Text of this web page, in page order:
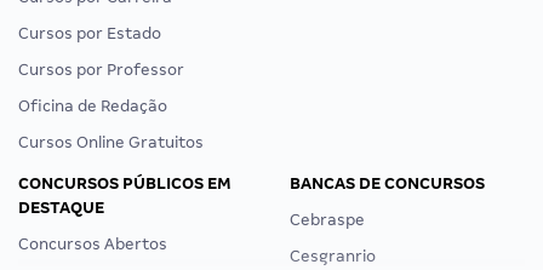
Cursos por Estado
Cursos por Professor
Oficina de Redação
Cursos Online Gratuitos
CONCURSOS PÚBLICOS EM
DESTAQUE
Concursos Abertos
BANCAS DE CONCURSOS
Cebraspe
Cesgranrio